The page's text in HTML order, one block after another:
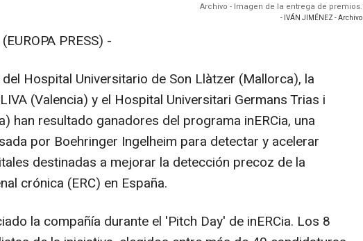
Archivo - Imagen de la entrega de premios.
- IVÁN JIMÉNEZ - Archivo
PRESS) -
Hospital Universitario de Son Llàtzer (Mallorca), la
(Valencia) y el Hospital Universitari Germans Trias i
han resultado ganadores del programa inERCia, una
por Boehringer Ingelheim para detectar y acelerar
destinadas a mejorar la detección precoz de la
crónica (ERC) en España.
la compañía durante el 'Pitch Day' de inERCia. Los 8